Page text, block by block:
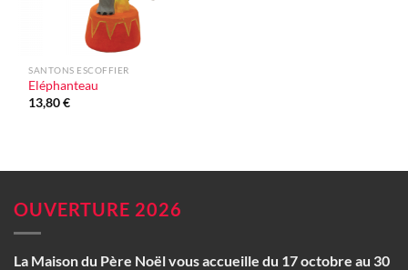
SANTONS ESCOFFIER
Eléphanteau
13,80€
OUVERTURE 2026
La Maison du Père Noël vous accueille du 17 octobre au 30